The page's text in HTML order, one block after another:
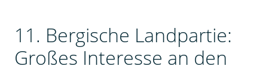
11. Bergische Landpartie:
Großes Interesse an den